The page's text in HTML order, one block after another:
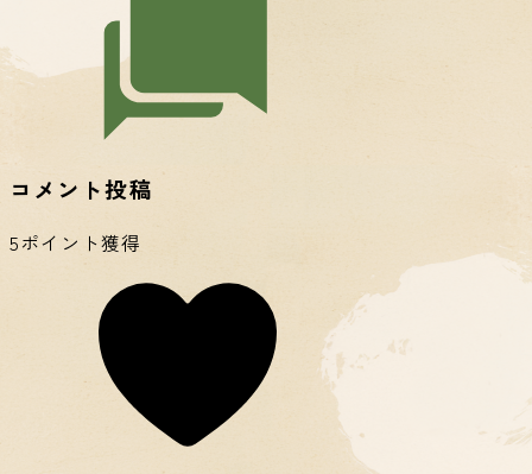
コメント投稿
5ポイント獲得